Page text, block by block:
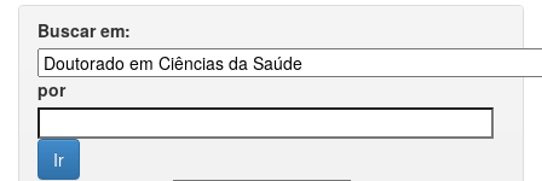
Buscar em:
por